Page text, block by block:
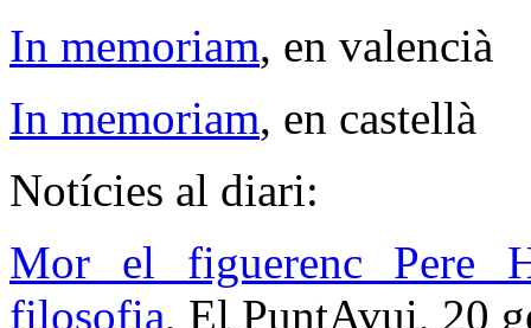
In memoriam, en valencià
In memoriam, en castellà
Notícies al diari:
Mor el figuerenc Pere
filosofia, El PuntAvui, 20